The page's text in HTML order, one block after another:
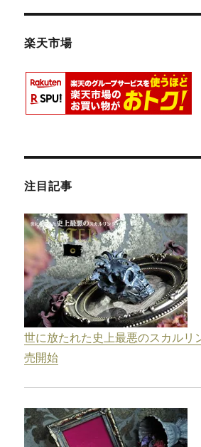
楽天市場
注目記事
世に放たれた史上最悪のスカルリ
売開始